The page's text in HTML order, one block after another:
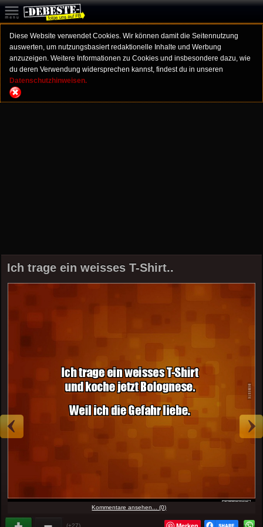
Diese Website verwendet Cookies. Wir können damit die Seitennutzung
auswerten, um nutzungsbasiert redaktionelle Inhalte und Werbung
anzuzeigen. Weitere Informationen zu Cookies und insbesondere dazu, wie
du deren Verwendung widersprechen kannst, findest du in unseren
Datenschutzhinweisen.
Ich trage ein weisses T-Shirt..
Kommentare ansehen... (0)
(+27)